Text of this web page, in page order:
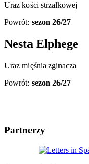
Uraz kości strzałkowej
Powrót: sezon 26/27
Nesta Elphege
Uraz mięśnia zginacza
Powrót: sezon 26/27
Partnerzy